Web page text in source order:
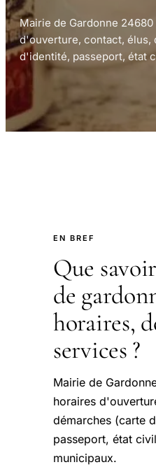
Mairie de Gardonne
d'ouverture, contact, élus,
d'identité, passeport, état
EN BREF
Que
de
horaires,
services ?
Mairie de
horaires
démarches (carte
passeport, état
municipaux.